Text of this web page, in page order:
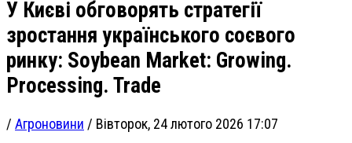
У Києві обговорять стратегії
зростання українського соєвого
ринку: Soybean Market: Growing.
Processing. Trade
/ Агроновини / Вівторок, 24 лютого 2026 17:07